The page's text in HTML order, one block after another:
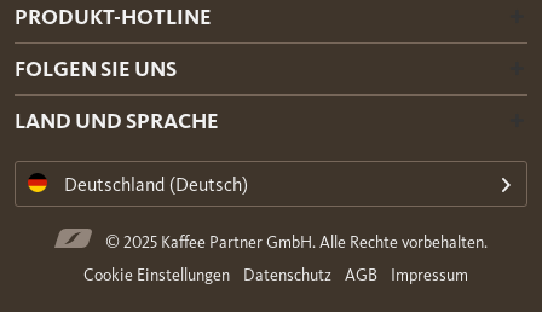
PRODUKT-HOTLINE
FOLGEN SIE UNS
LAND UND SPRACHE
Deutschland (Deutsch)
© 2025 Kaffee Partner GmbH. Alle Rechte vorbehalten.
Cookie Einstellungen
Datenschutz AGB Impressum